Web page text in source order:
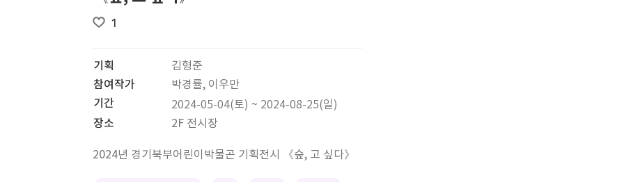
1
기획
김형준
참여작가
박경률, 이우만
기간
2024-05-04(토) ~ 2024-08-25(일)
장소 2F 전시장
2024년 경기북부어린이박물곤 기획전시 《숲, 고 싶다》